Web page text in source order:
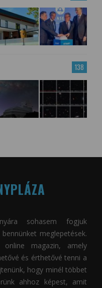
138
sohasem fogjuk
meglepetések.
magazin, amely
és érthetővé tenni a
hogy minél többet
ahhoz képest, amit